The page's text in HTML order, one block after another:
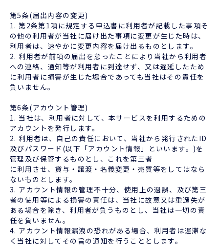
第5条(届出内容の変更)
1. 第2条第1項に規定する申込書に利用者が記載した事項そ
の他の利用者が当社に届け出た事項に変更が生じた時は、
利用者は、速やかに変更内容を届け出るものとします。
2. 利用者が前項の届出を怠ったことにより当社から利用者
への連絡、通知等が利用者に到達せず、又は遅延したため
に利用者に損害が生じた場合であっても当社はその責任を
負いません。
第6条(アカウント管理)
1. 当社は、利用者に対して、本サービスを利用するための
アカウントを発行します。
2. 利用者は、自己の責任において、当社から発行されたID
及びパスワード(以下「アカウント情報」といいます。)を
管理及び保管するものとし、これを第三者
に利用させ、貸与・譲渡・名義変更・売買等をしてはなら
ないものとします。
3. アカウント情報の管理不十分、使用上の過誤、及び第三
者の使用等による損害の責任は、当社に故意又は重過失が
ある場合を除き、利用者が負うものとし、当社は一切の責
任を負いません。
4. アカウント情報漏洩の恐れがある場合、利用者は遅滞な
く当社に対してその旨の通知を行うこととします。